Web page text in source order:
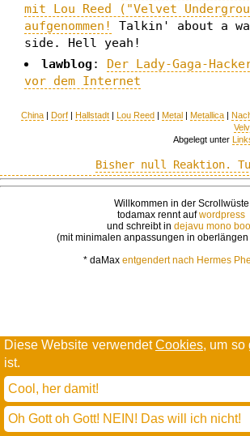
Diese Website verwendetCookies, um so
ist.
Cool, her damit!
Oh Gott oh Gott! NEIN! Das will ich nicht!
mit Lou Reed ("Velvet
aufgenommen!
Talkin' about a
side. Hell yeah!
lawblog : Der Lady-Gaga-
vor dem Internet
China | Dorf | Hallstadt | Lou Reed | Metal | Metallica |
Abgelegt unter
Bisher null Reaktion.
Willkommen in der Scrollwüste
todamax rennt aufwordpress
und schreibt in dejavu mono
(mit minimalen anpassungen in
* daMax entgendert nach Hermes